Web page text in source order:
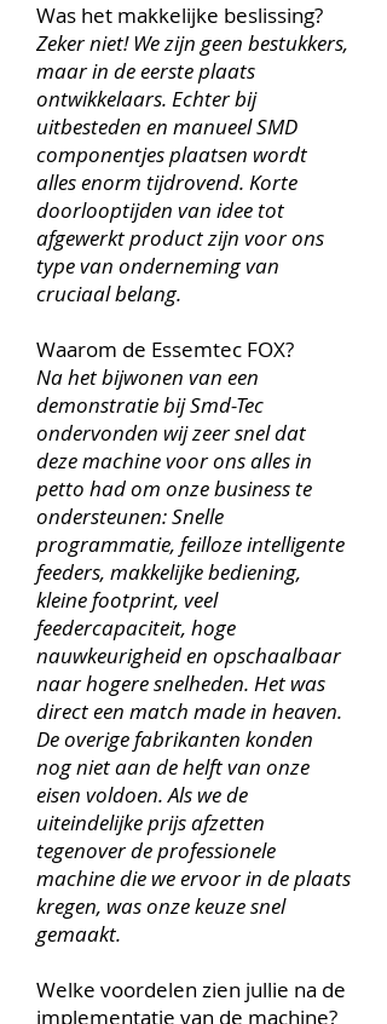
Was het makkelijke beslissing?
Zeker niet! We zijn geen bestukkers,
maar in de eerste plaats
ontwikkelaars. Echter bij
uitbesteden en manueel SMD
componentjes plaatsen wordt
alles enorm tijdrovend. Korte
doorlooptijden van idee tot
afgewerkt product zijn voor ons
type van onderneming van
cruciaal belang.
Waarom de Essemtec FOX?
Na het bijwonen van een
demonstratie bij Smd-Tec
ondervonden wij zeer snel dat
deze machine voor ons alles in
petto had om onze business te
ondersteunen: Snelle
programmatie, feilloze intelligente
feeders, makkelijke bediening,
kleine footprint, veel
feedercapaciteit, hoge
nauwkeurigheid en opschaalbaar
naar hogere snelheden. Het was
direct een match made in heaven.
De overige fabrikanten konden
nog niet aan de helft van onze
eisen voldoen. Als we de
uiteindelijke prijs afzetten
tegenover de professionele
machine die we ervoor in de plaats
kregen, was onze keuze snel
gemaakt.
Welke voordelen zien jullie na de
implementatie van de machine?